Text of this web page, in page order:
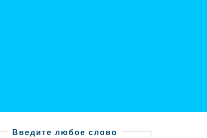
Введите любое слово